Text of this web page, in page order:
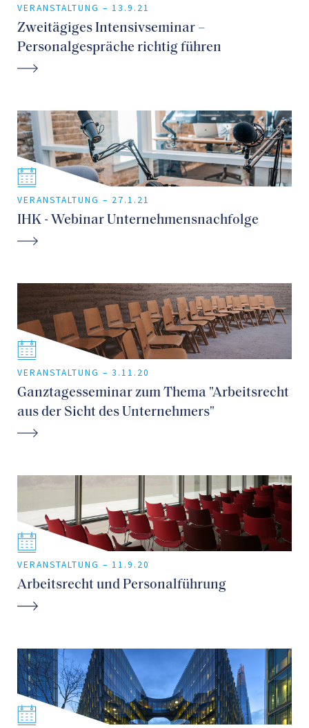
VERANSTALTUNG – 13.9.21
Zweitägiges Intensivseminar –
Personalgespräche richtig führen
VERANSTALTUNG – 27.1.21
IHK - Webinar Unternehmensnachfolge
VERANSTALTUNG – 3.11.20
Ganztagesseminar zum Thema "Arbeitsrecht
aus der Sicht des Unternehmers"
VERANSTALTUNG – 11.9.20
Arbeitsrecht und Personalführung